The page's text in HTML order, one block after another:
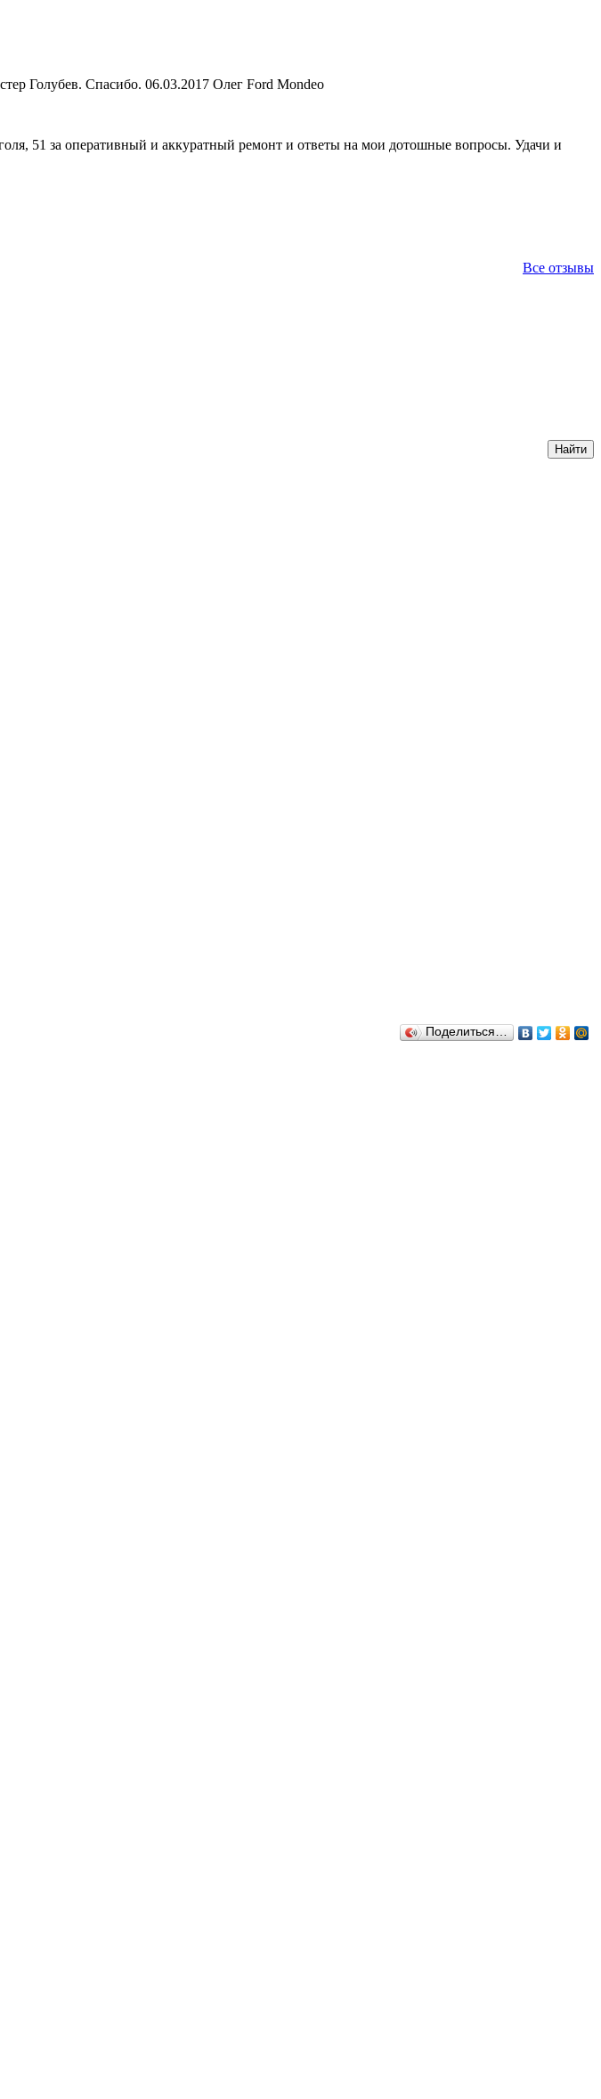
Голубев. Спасибо. 06.03.2017 Олег Ford Mondeo
51 за оперативный и аккуратный ремонт и ответы на мои дотошные вопросы. Удачи и
Все отзывы
Поделиться…